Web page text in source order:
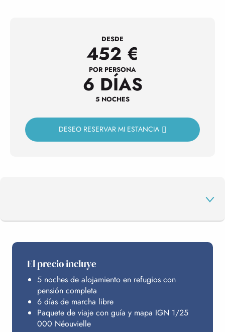
DESDE
452 €
POR PERSONA
6 DÍAS
5 NOCHES
DESEO RESERVAR MI ESTANCIA
PRESUPUESTO
El precio incluye
5 noches de alojamiento en refugios con
pensión completa
6 días de marcha libre
Paquete de viaje con guía y mapa IGN 1/25
000 Néouvielle